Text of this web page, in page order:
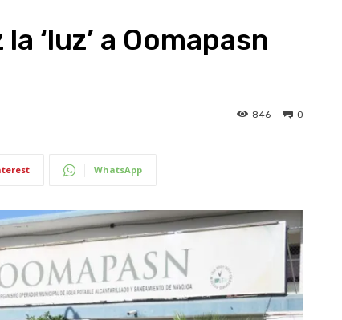
‘luz’ a Oomapasn
0
846
WhatsApp